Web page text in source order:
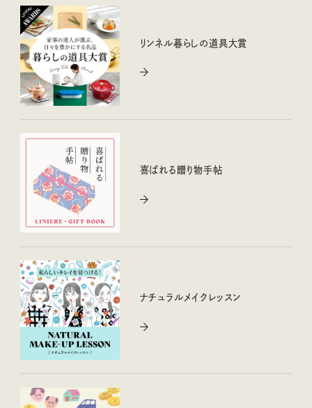
リンネル暮らしの道具大賞
喜ばれる贈り物手帖
ナチュラルメイクレッスン